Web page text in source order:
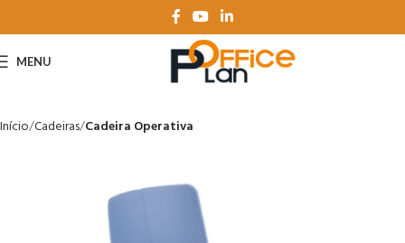
MENU
Início Cadeiras Cadeira Operativa